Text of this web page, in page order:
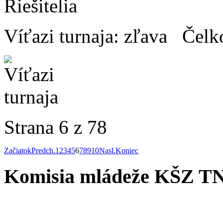
Víťazi turnaja: zľava
Strana 6 z 78
ZačiatokPredch.1 2345678910Nasl.Koniec
Komisia mládeže KŠZ